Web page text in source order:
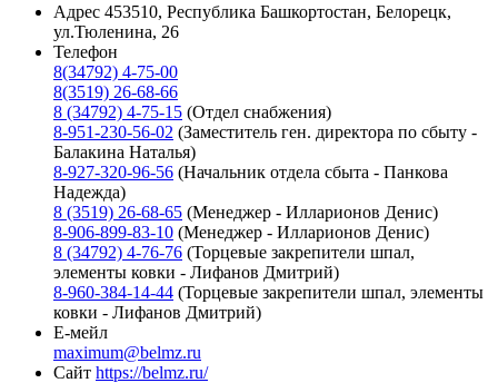
Адрес 453510, Республика Башкортостан, Белорецк,
ул.Тюленина, 26
Телефон
8(34792) 4-75-00
8(3519) 26-68-66
8 (34792) 4-75-15 (Отдел снабжения)
8-951-230-56-02 (Заместитель ген. директора по сбыту -
Балакина Наталья)
8-927-320-96-56 (Начальник отдела сбыта - Панкова
Надежда)
8 (3519) 26-68-65 (Менеджер - Илларионов Денис)
8-906-899-83-10 (Менеджер - Илларионов Денис)
8 (34792) 4-76-76 (Торцевые закрепители шпал,
элементы ковки - Лифанов Дмитрий)
8-960-384-14-44 (Торцевые закрепители шпал, элементы
ковки - Лифанов Дмитрий)
Е-мейл
maximum@belmz.ru
Сайт https://belmz.ru/